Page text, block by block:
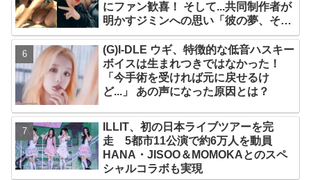
にファン歓喜！ そして...共同制作者が
明かすジミンへの思い「彼の夢、そし
て彼の絶望から生まれた歌」
(G)I-DLE ウギ、特徴的な低音ハスキー
ボイスは生まれつきではなかった！
「今手術を受ければ元に戻せるけ
ど...」 あの声になった原因とは？
ILLIT、初の日本ライブツアーを完
走 5都市11公演で約6万人を動員
HANA・JISOO＆MOMOKAとのスペ
シャルコラボも実現